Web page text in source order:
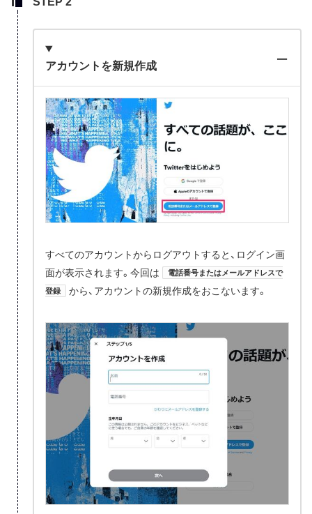
アカウントを新規作成
すべてのアカウントからログアウトすると、ログイン画
面が表示されます。今回は
電話番号またはメールアドレスで
登録 から、アカウントの新規作成をおこないます。